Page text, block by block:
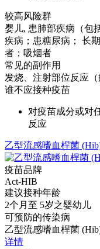
较高风险群
婴儿, 患肺部疾病（包
疾病；患糖尿病； 长
者；吸烟者
常见的副作用
发烧、注射部位反应（
谁不应接种疫苗
对疫苗成分或对
反应
乙型流感嗜血桿菌
疫苗品牌
Act-HIB
建议接种年龄
2个月至 5岁之婴幼儿
可预防的传染病
乙型流感嗜血桿菌
详情